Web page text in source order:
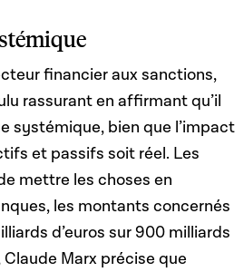
financier aux sanctions,
rassurant en affirmant qu’il
systémique, bien que l’impact
et passifs soit réel. Les
mettre les choses en
les montants concernés
d’euros sur 900 milliards
Marx précise que